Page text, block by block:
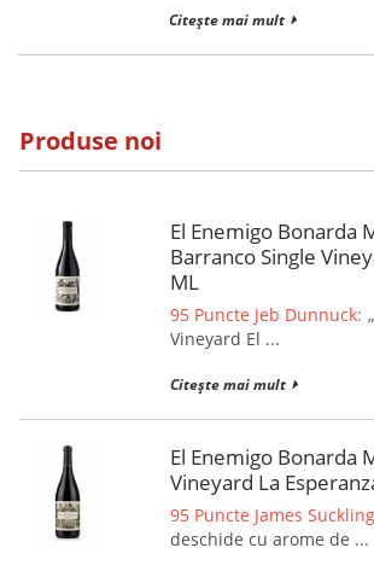
Citește mai mult
Produse noi
El Enemigo Bonarda
Barranco Single
ML
95 Puncte Jeb Dunnuck:
Vineyard El ...
Citește mai mult
El Enemigo Bonarda
Vineyard La
95 Puncte James
deschide cu arome de ...